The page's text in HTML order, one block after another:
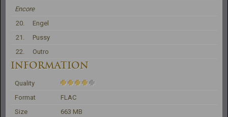
Encore
20.
Engel
21.
Pussy
22.
Outro
INFORMATION
Quality
Format
FLAC
Size
663 MB